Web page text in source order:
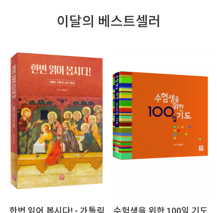
이달의 베스트셀러
- 가톨릭 수험생을 위한 100일 기도